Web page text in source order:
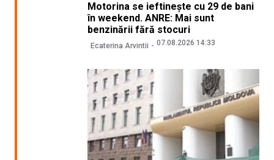
Motorina se ieftinește cu 29 de bani
în weekend. ANRE: Mai sunt
benzinării fără stocuri
Ecaterina Arvintii 07.08.2026 14:33